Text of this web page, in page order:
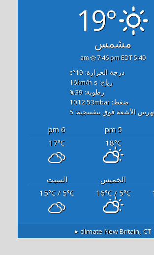
19°
مشمس
5:49 am
7:46 pm EDT
درجة الحرارة: 19
°c
رياح: 16 km/h s
رطوبة: 39
%
ضغط: 1012.53mbar
الأشعة فوق بنفسجية: 5
5 pm
6 pm
18°C
17°C
الخميس
السبت
16°C/ 5°C
15°C / 5°C
New Britain, CT